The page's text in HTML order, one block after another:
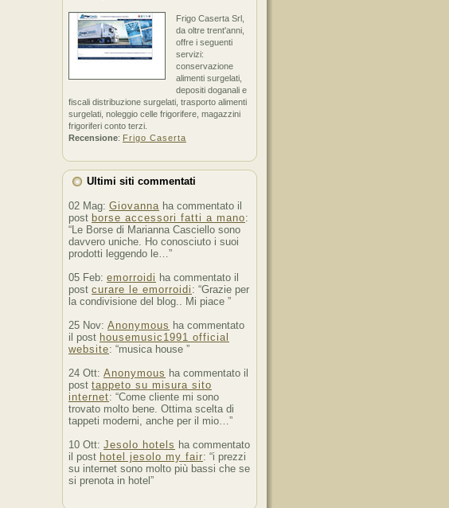
Frigo Caserta Srl,
da oltre trent'anni,
offre i seguenti
servizi:
conservazione
alimenti surgelati,
depositi doganali e
fiscali distribuzione surgelati, trasporto alimenti
surgelati, noleggio celle frigorifere, magazzini
frigoriferi conto terzi.
Recensione: Frigo Caserta
Ultimi siti commentati
02 Mag: Giovanna ha commentato il
post borse accessori fatti a mano:
“Le Borse di Marianna Casciello sono
davvero uniche. Ho conosciuto i suoi
prodotti leggendo le…”
05 Feb: emorroidi ha commentato il
post curare le emorroidi : “Grazie per
la condivisione del blog.. Mi piace ”
25 Nov: Anonymous ha commentato
il post housemusic1991 official
website: “musica house ”
24 Ott: Anonymous ha commentato il
post tappeto su misura sito
internet: “Come cliente mi sono
trovato molto bene. Ottima scelta di
tappeti moderni, anche per il mio…”
10 Ott: Jesolo hotels ha commentato
il post hotel jesolo my fair: “i prezzi
su internet sono molto più bassi che se
si prenota in hotel”